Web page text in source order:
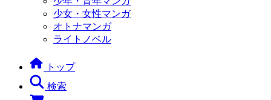
少女・女性マンガ
オトナマンガ
ライトノベル
トップ
検索